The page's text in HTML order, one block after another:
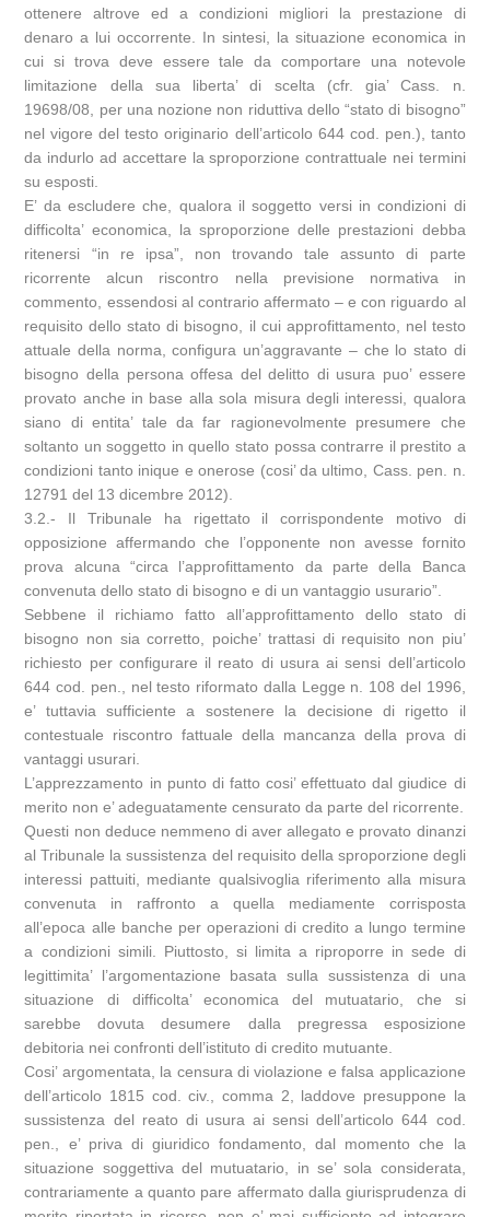
ottenere altrove ed a condizioni migliori la prestazione di
denaro a lui occorrente. In sintesi, la situazione economica in
cui si trova deve essere tale da comportare una notevole
limitazione della sua liberta’ di scelta (cfr. gia’ Cass. n.
19698/08, per una nozione non riduttiva dello “stato di bisogno”
nel vigore del testo originario dell’articolo 644 cod. pen.), tanto
da indurlo ad accettare la sproporzione contrattuale nei termini
su esposti.
E’ da escludere che, qualora il soggetto versi in condizioni di
difficolta’ economica, la sproporzione delle prestazioni debba
ritenersi “in re ipsa”, non trovando tale assunto di parte
ricorrente alcun riscontro nella previsione normativa in
commento, essendosi al contrario affermato – e con riguardo al
requisito dello stato di bisogno, il cui approfittamento, nel testo
attuale della norma, configura un’aggravante – che lo stato di
bisogno della persona offesa del delitto di usura puo’ essere
provato anche in base alla sola misura degli interessi, qualora
siano di entita’ tale da far ragionevolmente presumere che
soltanto un soggetto in quello stato possa contrarre il prestito a
condizioni tanto inique e onerose (cosi’ da ultimo, Cass. pen. n.
12791 del 13 dicembre 2012).
3.2.- Il Tribunale ha rigettato il corrispondente motivo di
opposizione affermando che l’opponente non avesse fornito
prova alcuna “circa l’approfittamento da parte della Banca
convenuta dello stato di bisogno e di un vantaggio usurario”.
Sebbene il richiamo fatto all’approfittamento dello stato di
bisogno non sia corretto, poiche’ trattasi di requisito non piu’
richiesto per configurare il reato di usura ai sensi dell’articolo
644 cod. pen., nel testo riformato dalla Legge n. 108 del 1996,
e’ tuttavia sufficiente a sostenere la decisione di rigetto il
contestuale riscontro fattuale della mancanza della prova di
vantaggi usurari.
L’apprezzamento in punto di fatto cosi’ effettuato dal giudice di
merito non e’ adeguatamente censurato da parte del ricorrente.
Questi non deduce nemmeno di aver allegato e provato dinanzi
al Tribunale la sussistenza del requisito della sproporzione degli
interessi pattuiti, mediante qualsivoglia riferimento alla misura
convenuta in raffronto a quella mediamente corrisposta
all’epoca alle banche per operazioni di credito a lungo termine
a condizioni simili. Piuttosto, si limita a riproporre in sede di
legittimita’ l’argomentazione basata sulla sussistenza di una
situazione di difficolta’ economica del mutuatario, che si
sarebbe dovuta desumere dalla pregressa esposizione
debitoria nei confronti dell’istituto di credito mutuante.
Cosi’ argomentata, la censura di violazione e falsa applicazione
dell’articolo 1815 cod. civ., comma 2, laddove presuppone la
sussistenza del reato di usura ai sensi dell’articolo 644 cod.
pen., e’ priva di giuridico fondamento, dal momento che la
situazione soggettiva del mutuatario, in se’ sola considerata,
contrariamente a quanto pare affermato dalla giurisprudenza di